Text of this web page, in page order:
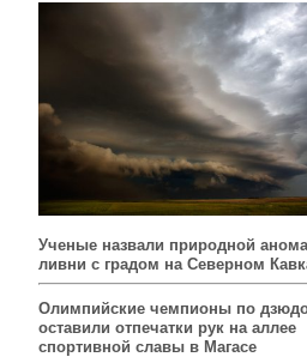
Ученые назвали природной
ливни с градом на Северном
Олимпийские чемпионы по
оставили отпечатки рук на аллее
спортивной славы в Магасе